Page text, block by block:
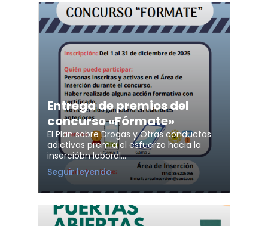
internacional
contra
el
Uso
Indebido
y
Trafico
Ilícito
de
Drogas
Entrega de premios del
concurso «Fórmate»
El Plan sobre Drogas y Otras conductas
adictivas premia el esfuerzo hacia la
insercióbn laboral…
Seguir leyendoEntrega
premios
concurso
«Fórmate»